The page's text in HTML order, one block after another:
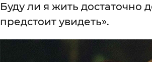
Буду ли я жить достаточно
предстоит увидеть».